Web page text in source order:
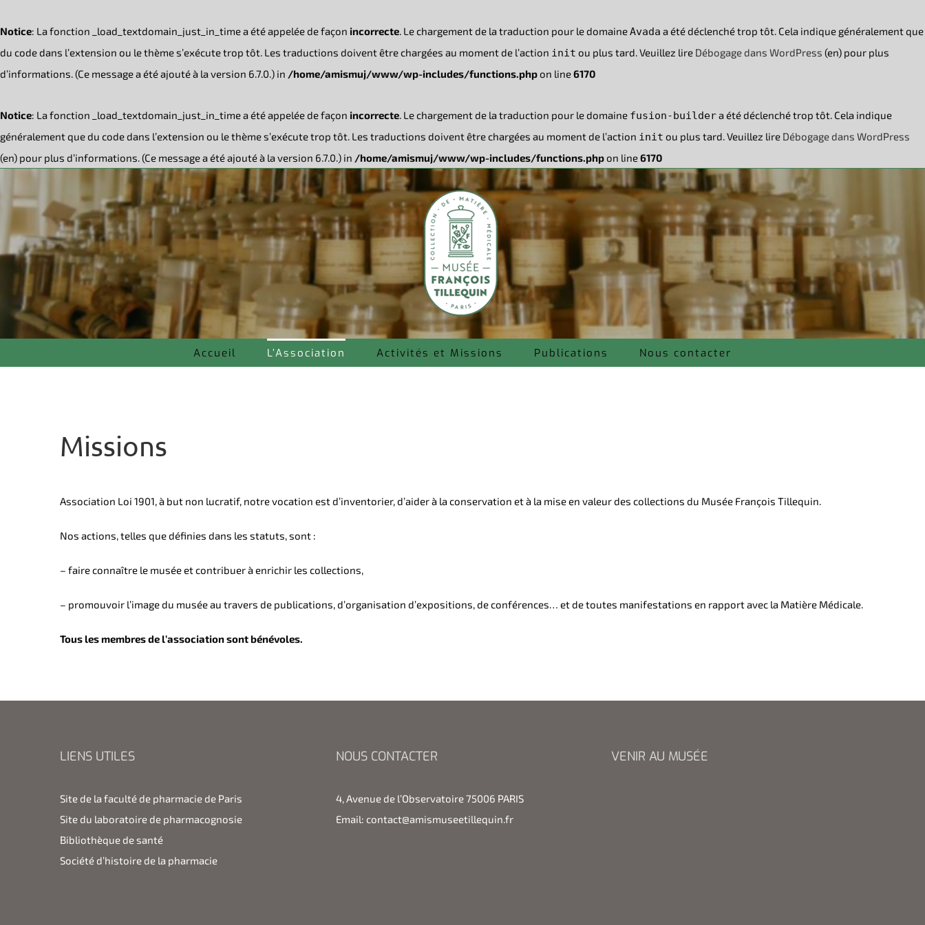
Notice: La fonction _load_textdomain_just_in_time a été appelée de façon incorrecte. Le chargement de la traduction pour le domaineAvada a été déclenché trop tôt. Cela indique généralement que
du code dans l’extension ou le thème s’exécute trop tôt. Les traductions doivent être chargées au moment de l’action init ou plus tard. Veuillez lire Débogage dans WordPress (en) pour plus
d’informations. (Ce message a été ajouté à la version 6.7.0.) in /home/amismuj/www/wp-includes/functions.phpon line6170
Notice: La fonction _load_textdomain_just_in_time a été appelée de façon incorrecte. Le chargement de la traduction pour le domaine fusion-buildera été déclenché trop tôt. Cela indique
généralement que du code dans l’extension ou le thème s’exécute trop tôt. Les traductions doivent être chargées au moment de l’action init ou plus tard. Veuillez lire Débogage dans WordPress
(en) pour plus d’informations. (Ce message a été ajouté à la version 6.7.0.) in /home/amismuj/www/wp-includes/functions.phpon line6170
Accueil L’Association Activités et Missions Publications Nous contacter
Missions
Association Loi 1901, à but non lucratif, notre vocation est d’inventorier, d’aider à la conservation et à la mise en valeur des collections du Musée François Tillequin.
Nos actions, telles que définies dans les statuts, sont :
– faire connaître le musée et contribuer à enrichir les collections,
– promouvoir l’image du musée au travers de publications, d’organisation d’expositions, de conférences… et de toutes manifestations en rapport avec la Matière Médicale.
Tous les membres de l’association sont bénévoles.
LIENS UTILES
Site de la faculté de pharmacie de Paris
Site du laboratoire de pharmacognosie
Bibliothèque de santé
Société d’histoire de la pharmacie
NOUS CONTACTER
4, Avenue de l’Observatoire 75006 PARIS
Email: contact@amismuseetillequin.fr
VENIR AU MUSÉE